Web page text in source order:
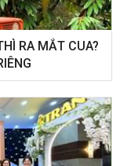
RA MẮT CUA?